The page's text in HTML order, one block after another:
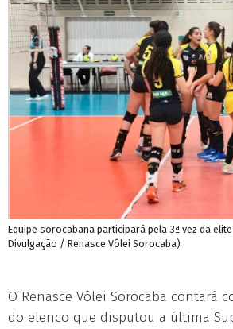
Equipe sorocabana participará pela 3ª vez da
Divulgação / Renasce Vôlei Sorocaba)
O Renasce Vôlei Sorocaba contará
do elenco que disputou a última